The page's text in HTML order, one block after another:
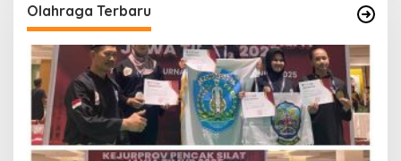
Olahraga Terbaru